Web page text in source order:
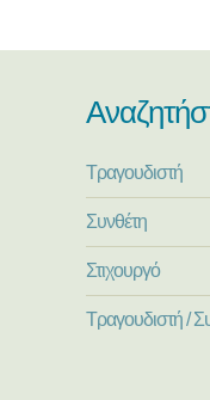
Τραγουδιστή
Συνθέτη
Στιχουργό
Τραγουδιστή /